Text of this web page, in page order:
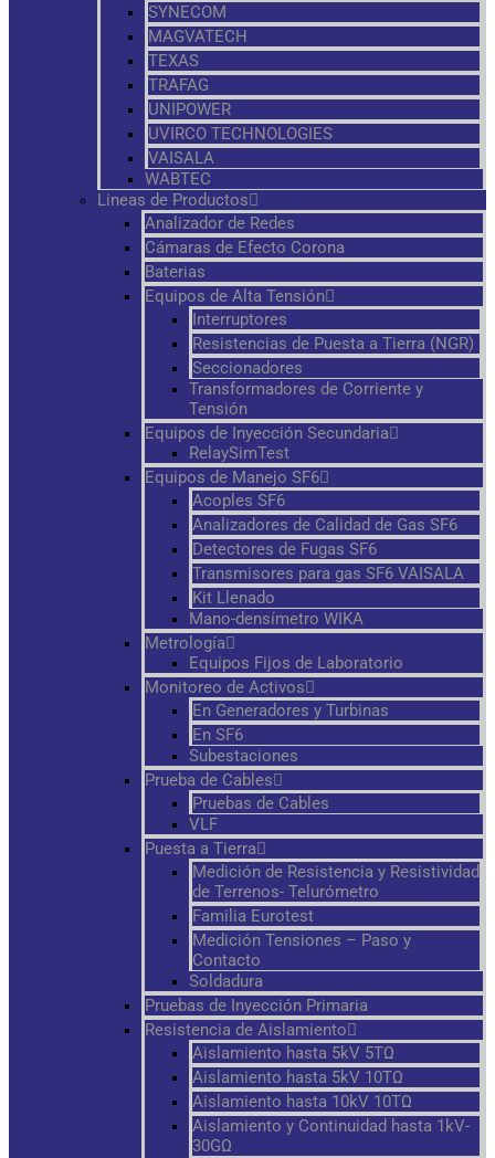
SYNECOM
MAGVATECH
TEXAS
TRAFAG
UNIPOWER
UVIRCO TECHNOLOGIES
VAISALA
WABTEC
Lineas de Productos
Analizador de Redes
Cámaras de Efecto Corona
Baterias
Equipos de Alta Tensión
Interruptores
Resistencias de Puesta a Tierra (NGR)
Seccionadores
Transformadores de Corriente y
Tensión
Equipos de Inyección Secundaria
RelaySimTest
Equipos de Manejo SF6
Acoples SF6
Analizadores de Calidad de Gas SF6
Detectores de Fugas SF6
Transmisores para gas SF6 VAISALA
Kit Llenado
Mano-densímetro WIKA
Metrología
Equipos Fijos de Laboratorio
Monitoreo de Activos
En Generadores y Turbinas
En SF6
Subestaciones
Prueba de Cables
Pruebas de Cables
VLF
Puesta a Tierra
Medición de Resistencia y Resistividad
de Terrenos- Telurómetro
Familia Eurotest
Medición Tensiones – Paso y
Contacto
Soldadura
Pruebas de Inyección Primaria
Resistencia de Aislamiento
Aislamiento hasta 5kV 5TΩ
Aislamiento hasta 5kV 10TΩ
Aislamiento hasta 10kV 10TΩ
Aislamiento y Continuidad hasta 1kV-
30GΩ